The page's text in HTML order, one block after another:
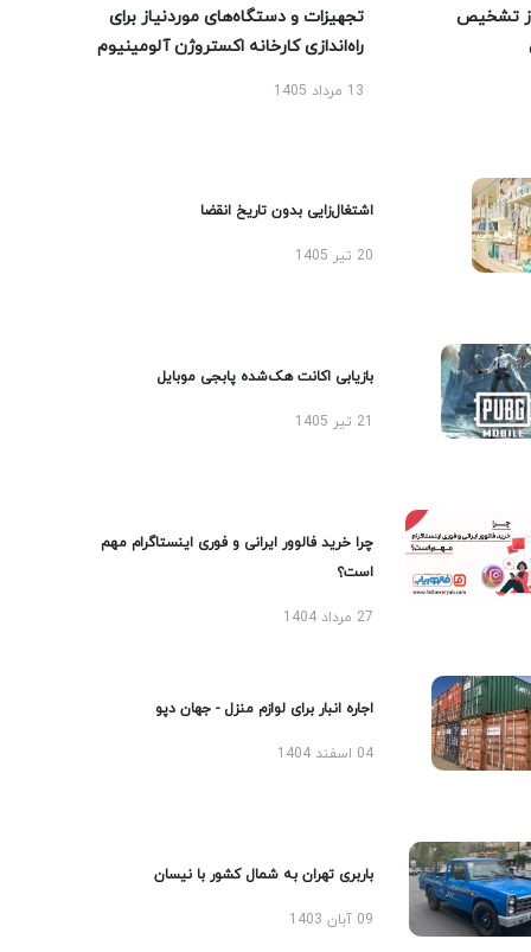
تشخیص
تجهیزات و دستگاه‌های موردنیاز برای
راه‌اندازی کارخانه اکستروژن آلومینیوم
13 مرداد 1405
اشتغال‌زایی بدون تاریخ انقضا
20 تیر 1405
بازیابی اکانت هک‌شده پابجی موبایل
چرا خرید فالوور ایرانی و فوری اینستاگرام مهم
است؟
27 مرداد 1404
اجاره انبار برای لوازم منزل - جهان دپو
04 اسفند 1404
باربری تهران به شمال کشور با نیسان
09 آبان 1403